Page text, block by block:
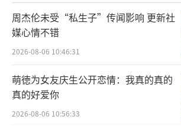
周杰伦未受“私生子”传闻影响 更新社
媒心情不错
2026-08-06 10:46:31
萌徳为女友庆生公开恋情：我真的真的
真的好爱你
2026-08-06 10:56:33